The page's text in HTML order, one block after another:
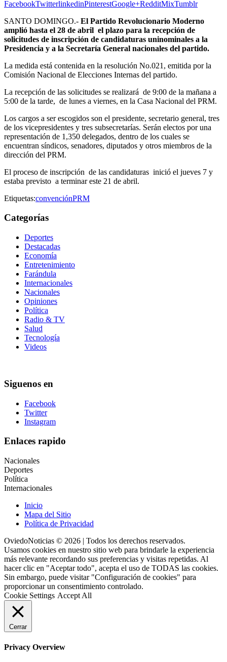
FacebookTwitterlinkedinPinterestGoogle+RedditMixTumblr
SANTO DOMINGO.- El Partido Revolucionario Moderno
amplió hasta el 28 de abril el plazo para la recepción de
solicitudes de inscripción de candidaturas uninominales a la
Presidencia y a la Secretaría General nacionales del partido.
La medida está contenida en la resolución No.021, emitida por la
Comisión Nacional de Elecciones Internas del partido.
La recepción de las solicitudes se realizará de 9:00 de la mañana a
5:00 de la tarde, de lunes a viernes, en la Casa Nacional del PRM.
Los cargos a ser escogidos son el presidente, secretario general, tres
de los vicepresidentes y tres subsecretarías. Serán electos por una
representación de 1,350 delegados, dentro de los cuales se
encuentran síndicos, senadores, diputados y otros miembros de la
dirección del PRM.
El proceso de inscripción de las candidaturas inició el jueves 7 y
estaba previsto a terminar este 21 de abril.
Etiquetas:convenciónPRM
Categorías
Deportes
Destacadas
Economía
Entretenimiento
Farándula
Internacionales
Nacionales
Opiniones
Política
Radio & TV
Salud
Tecnología
Videos
Siguenos en
Facebook
Twitter
Instagram
Enlaces rapido
Nacionales
Deportes
Política
Internacionales
Inicio
Mapa del Sitio
Política de Privacidad
OviedoNoticias © 2026 | Todos los derechos reservados.
Usamos cookies en nuestro sitio web para brindarle la experiencia
más relevante recordando sus preferencias y visitas repetidas. Al
hacer clic en "Aceptar todo", acepta el uso de TODAS las cookies.
Sin embargo, puede visitar "Configuración de cookies" para
proporcionar un consentimiento controlado.
Cookie Settings Accept All
Cerrar
Privacy Overview